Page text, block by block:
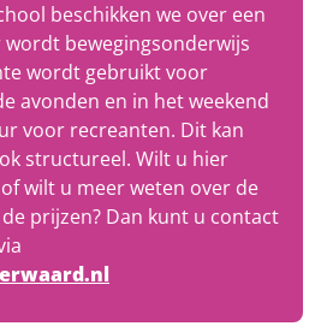
beschikken we over een
wordt bewegingsonderwijs
wordt gebruikt voor
avonden en in het weekend
voor recreanten. Dit kan
structureel. Wilt u hier
wilt u meer weten over de
prijzen? Dan kunt u contact